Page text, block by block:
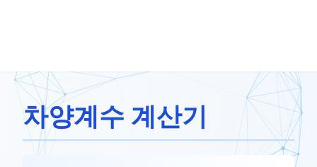
차양계수 계산기